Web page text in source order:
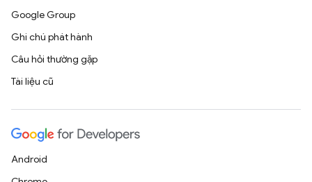
Google Group
Ghi chú phát hành
Câu hỏi thường gặp
Tài liệu cũ
Android